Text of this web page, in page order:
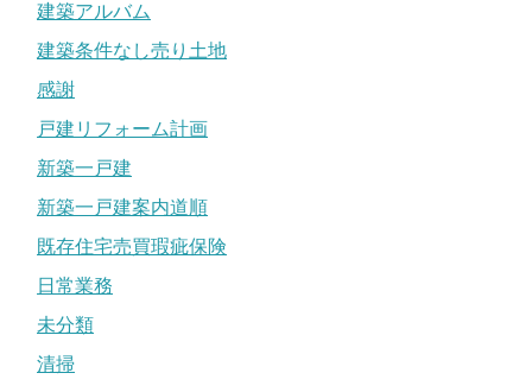
建築アルバム
建築条件なし売り土地
感謝
戸建リフォーム計画
新築一戸建
新築一戸建案内道順
既存住宅売買瑕疵保険
日常業務
未分類
清掃